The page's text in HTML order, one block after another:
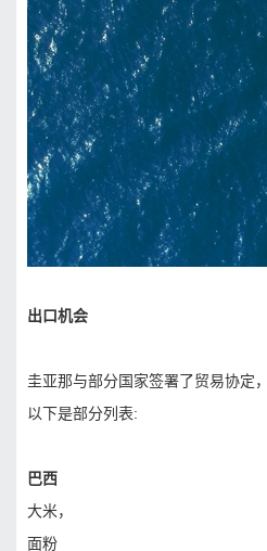
出口机会
圭亚那与部分国家签署了贸易协定
以下是部分列表:
巴西
大米，
面粉